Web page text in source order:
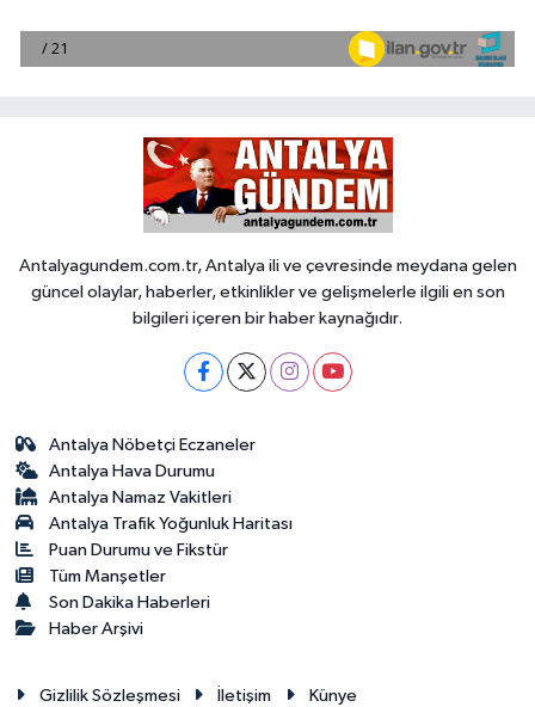
Antalyagundem.com.tr, Antalya ili ve çevresinde meydana gelen
güncel olaylar, haberler, etkinlikler ve gelişmelerle ilgili en son
bilgileri içeren bir haber kaynağıdır.
Antalya Nöbetçi Eczaneler
Antalya Hava Durumu
Antalya Namaz Vakitleri
Antalya Trafik Yoğunluk Haritası
Puan Durumu ve Fikstür
Tüm Manşetler
Son Dakika Haberleri
Haber Arşivi
Gizlilik Sözleşmesi İletişim Künye